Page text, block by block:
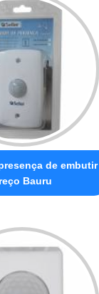
de embutir
Bauru